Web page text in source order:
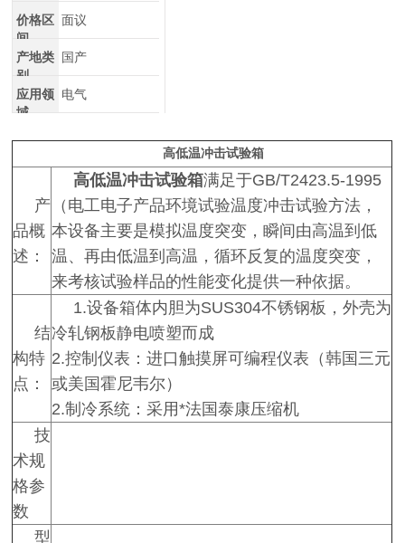
价格区
间
面议
产地类
别
国产
应用领
域
电气
高低温冲击试验箱
产
品概
述：
高低温冲击试验箱满足于GB/T2423.5-1995
（电工电子产品环境试验温度冲击试验方法，
本设备主要是模拟温度突变，瞬间由高温到低
温、再由低温到高温，循环反复的温度突变，
来考核试验样品的性能变化提供一种依据。
结
构特
点：
1.设备箱体内胆为SUS304不锈钢板，外壳为
冷轧钢板静电喷塑而成
2.控制仪表：进口触摸屏可编程仪表（韩国三元
或美国霍尼韦尔）
2.制冷系统：采用*法国泰康压缩机
技
术规
格参
数
型